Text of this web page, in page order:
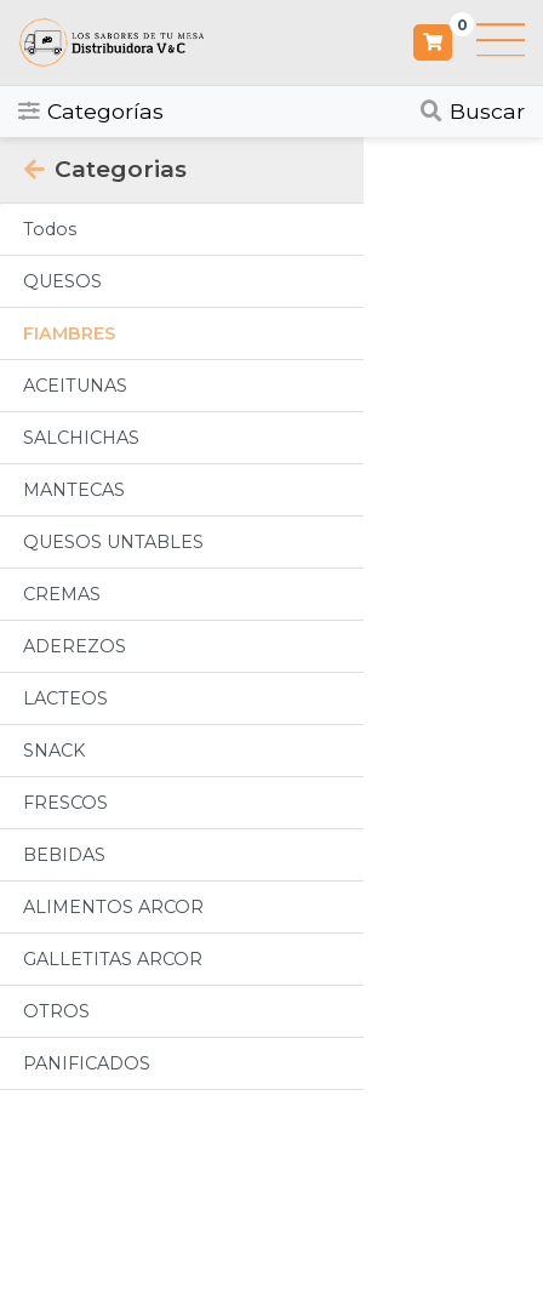
0
Categorías Buscar
Categorias
Todos
QUESOS
FIAMBRES
ACEITUNAS
SALCHICHAS
MANTECAS
QUESOS UNTABLES
CREMAS
ADEREZOS
LACTEOS
SNACK
FRESCOS
BEBIDAS
ALIMENTOS ARCOR
GALLETITAS ARCOR
OTROS
PANIFICADOS